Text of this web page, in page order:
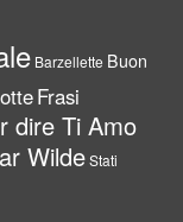
Barzellette Buon
Frasi
dire Ti Amo
WildeStati